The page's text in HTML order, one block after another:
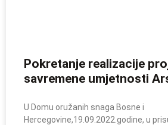
Pokretanje realizacije
savremene umjetnosti
U Domu oružanih snaga Bosne i
Hercegovine,19.09.2022.godine, u